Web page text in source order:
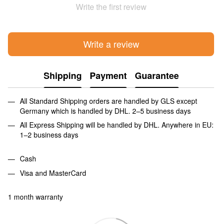
Write the first review
Write a review
Shipping Payment Guarantee
All Standard Shipping orders are handled by GLS except
Germany which is handled by DHL. 2–5 business days
All Express Shipping will be handled by DHL. Anywhere in EU:
1–2 business days
Cash
Visa and MasterCard
1 month warranty